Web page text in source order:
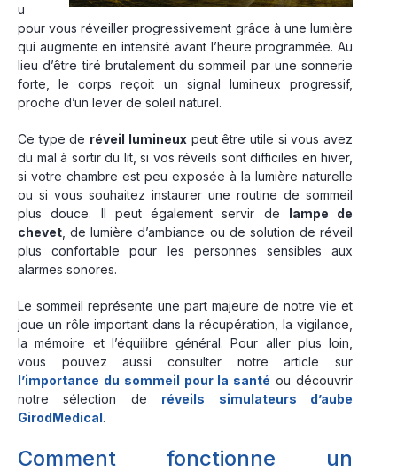
u
pour vous réveiller progressivement grâce à une lumière
qui augmente en intensité avant l’heure programmée. Au
lieu d’être tiré brutalement du sommeil par une sonnerie
forte, le corps reçoit un signal lumineux progressif,
proche d’un lever de soleil naturel.
Ce type de réveil lumineux peut être utile si vous avez
du mal à sortir du lit, si vos réveils sont difficiles en hiver,
si votre chambre est peu exposée à la lumière naturelle
ou si vous souhaitez instaurer une routine de sommeil
plus douce. Il peut également servir de lampe de
chevet , de lumière d’ambiance ou de solution de réveil
plus confortable pour les personnes sensibles aux
alarmes sonores.
Le sommeil représente une part majeure de notre vie et
joue un rôle important dans la récupération, la vigilance,
la mémoire et l’équilibre général. Pour aller plus loin,
vous pouvez aussi consulter notre article sur
l’importance du sommeil pour la santé ou découvrir
notre sélection de réveils simulateurs d’aube
GirodMedical.
Comment fonctionne un